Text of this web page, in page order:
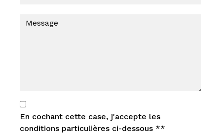
En cochant cette case, j'accepte les
conditions particulières ci-dessous **